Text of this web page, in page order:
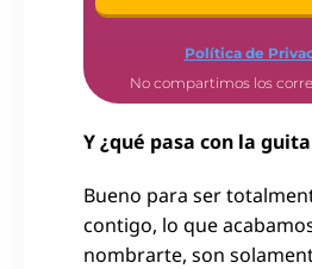
Política de
No compartimos los
Y ¿qué pasa con la
Bueno para ser
contigo, lo que
nombrarte, son